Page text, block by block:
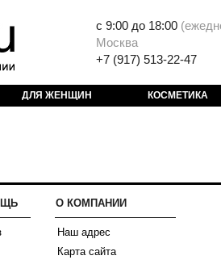
с 9:00 до 18:00 (
Москва
+7 (917) 513-22-47
ДЛЯ ЖЕНЩИН КОСМЕТИКА
О КОМПАНИИ
Наш адрес
Карта сайта